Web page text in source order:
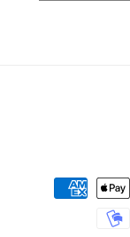
Payment
methods